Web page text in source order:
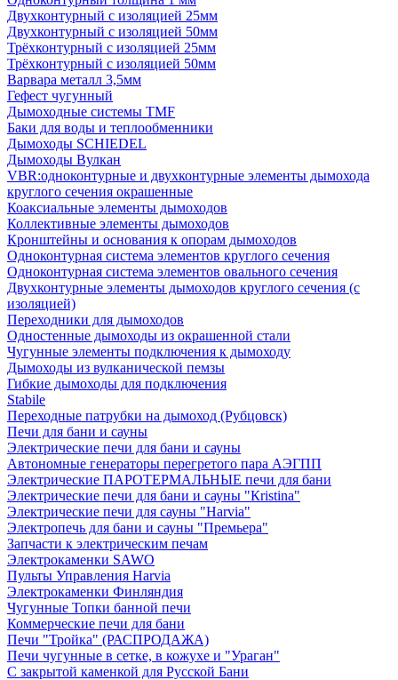
Двухконтурный с изоляцией 25мм
Двухконтурный с изоляцией 50мм
Трёхконтурный с изоляцией 25мм
Трёхконтурный с изоляцией 50мм
Варвара металл 3,5мм
Гефест чугунный
Дымоходные системы TMF
Баки для воды и теплообменники
Дымоходы SCHIEDEL
Дымоходы Вулкан
VBR:одноконтурные и двухконтурные элементы дымохода
круглого сечения окрашенные
Коаксиальные элементы дымоходов
Коллективные элементы дымоходов
Кронштейны и основания к опорам дымоходов
Одноконтурная система элементов круглого сечения
Одноконтурная система элементов овального сечения
Двухконтурные элементы дымоходов круглого сечения (с
изоляцией)
Переходники для дымоходов
Одностенные дымоходы из окрашенной стали
Чугунные элементы подключения к дымоходу
Дымоходы из вулканической пемзы
Гибкие дымоходы для подключения
Stabile
Переходные патрубки на дымоход (Рубцовск)
Печи для бани и сауны
Электрические печи для бани и сауны
Автономные генераторы перегретого пара АЭГПП
Электрические ПАРОТЕРМАЛЬНЫЕ печи для бани
Электрические печи для бани и сауны "Кristina"
Электрические печи для сауны "Harvia"
Электропечь для бани и сауны "Премьера"
Запчасти к электрическим печам
Электрокаменки SAWO
Пульты Управления Harvia
Электрокаменки Финляндия
Чугунные Топки банной печи
Коммерческие печи для бани
Печи "Тройка" (РАСПРОДАЖА)
Печи чугунные в сетке, в кожухе и "Ураган"
С закрытой каменкой для Русской Бани